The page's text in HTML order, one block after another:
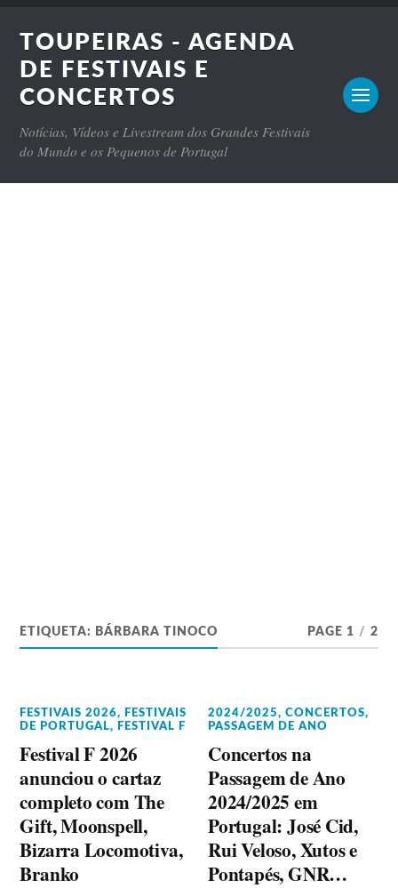
TOUPEIRAS - AGENDA
DE FESTIVAIS E
CONCERTOS
Notícias, Vídeos e Livestream dos Grandes Festivais
do Mundo e os Pequenos de Portugal
ETIQUETA: BÁRBARA TINOCO PAGE 1 / 2
FESTIVAIS 2026,
FESTIVAIS
DE PORTUGAL, FESTIVAL F
Festival F 2026
anunciou o cartaz
completo com The
Gift, Moonspell,
Bizarra Locomotiva,
Branko
2024/2025,CONCERTOS,
PASSAGEM DE ANO
Concertos na
Passagem de Ano
2024/2025 em
Portugal: José Cid,
Rui Veloso, Xutos e
Pontapés, GNR…